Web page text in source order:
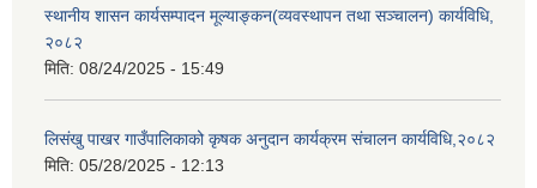
स्थानीय शासन कार्यसम्पादन मूल्याङ्कन(व्यवस्थापन तथा सञ्चालन) कार्यविधि,
२०८२
मिति: 08/24/2025 - 15:49
लिसंखु पाखर गाउँपालिकाको कृषक अनुदान कार्यक्रम संचालन कार्यविधि,२०८२
मिति: 05/28/2025 - 12:13